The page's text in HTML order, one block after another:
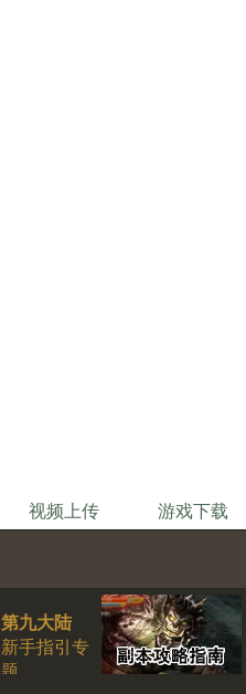
视频上传 游戏下载
第九大陆
新手指引专
题